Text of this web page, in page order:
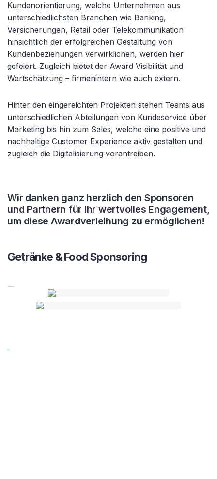
Kundenorientierung, welche Unternehmen aus
unterschiedlichsten Branchen wie Banking,
Versicherungen, Retail oder Telekommunikation
hinsichtlich der erfolgreichen Gestaltung von
Kundenbeziehungen verwirklichen, werden hier
gefeiert. Zugleich bietet der Award Visibilität und
Wertschätzung – firmenintern wie auch extern.
Hinter den eingereichten Projekten stehen Teams aus
unterschiedlichen Abteilungen von Kundeservice über
Marketing bis hin zum Sales, welche eine positive und
nachhaltige Customer Experience aktiv gestalten und
zugleich die Digitalisierung vorantreiben.
Wir danken ganz herzlich den Sponsoren
und Partnern für Ihr wertvolles Engagement,
um diese Awardverleihung zu ermöglichen!
Getränke & Food Sponsoring